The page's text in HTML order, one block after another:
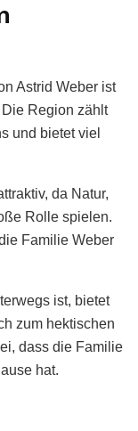
Astrid Weber ist
Region zählt
und bietet viel
da Natur,
Rolle spielen.
Familie Weber
ist, bietet
zum hektischen
dass die Familie
hat.